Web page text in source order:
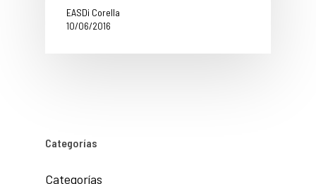
EASDi Corella
10/06/2016
Categorías
Categorías